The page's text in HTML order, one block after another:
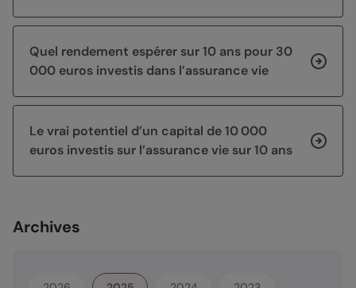
Quel rendement espérer sur 10 ans pour 30
000 euros investis dans l’assurance vie
Le vrai potentiel d’un capital de 10 000
euros investis sur l’assurance vie sur 10 ans
Archives